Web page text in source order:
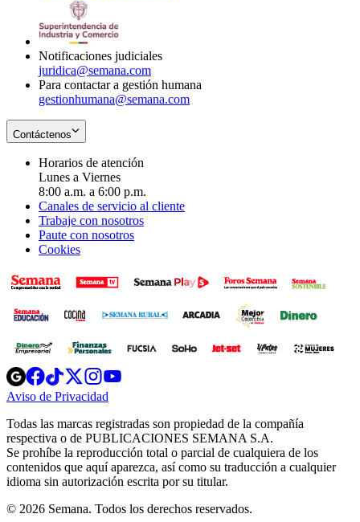
Notificaciones judiciales
juridica@semana.com
Para contactar a gestión humana
gestionhumana@semana.com
Contáctenos
Horarios de atención
Lunes a Viernes
8:00 a.m. a 6:00 p.m.
Canales de servicio al cliente
Trabaje con nosotros
Paute con nosotros
Cookies
Opens
in
new
Opens
in
new
Opens
in
new
window
Opens
new
windowwindow
Aviso de Privacidad
new
window
Todas las marcas registradas son propiedad de la compañía
respectiva o de PUBLICACIONES SEMANA S.A.
Se prohíbe la reproducción total o parcial de cualquiera de los
contenidos que aquí aparezca, así como su traducción a cualquier
idioma sin autorización escrita por su titular.
© 2026 Semana. Todos los derechos reservados.